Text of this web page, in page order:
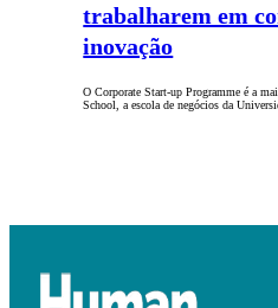
trabalharem em
inovação
O Corporate Start-up Programme é a
School, a escola de negócios da